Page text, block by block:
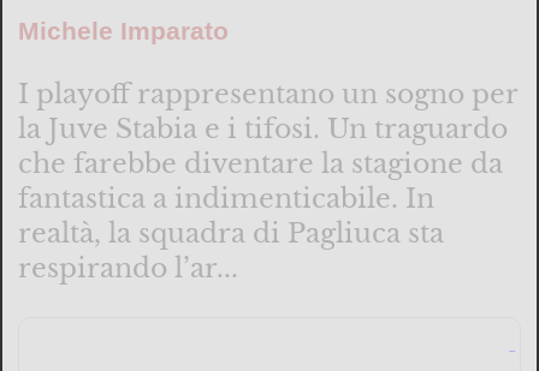
Michele Imparato
I playoff rappresentano un sogno per
la Juve Stabia e i tifosi. Un traguardo
che farebbe diventare la stagione da
fantastica a indimenticabile. In
realtà, la squadra di Pagliuca sta
respirando l’ar...